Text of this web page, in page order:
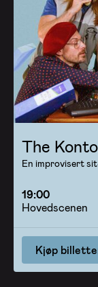
The
En improvisert
19:00
Hovedscenen
Kjøp